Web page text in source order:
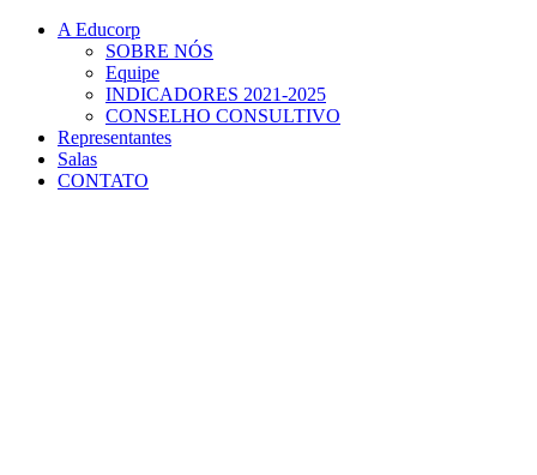
Conteúdo principal
A Educorp
SOBRE NÓS
Equipe
INDICADORES 2021-2025
CONSELHO CONSULTIVO
Representantes
Salas
CONTATO